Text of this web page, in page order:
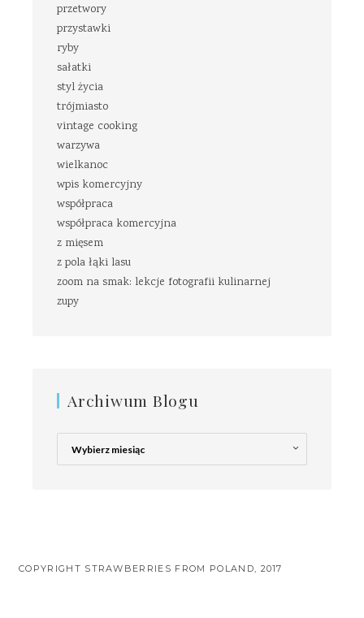
przetwory
przystawki
ryby
sałatki
styl życia
trójmiasto
vintage cooking
warzywa
wielkanoc
wpis komercyjny
współpraca
współpraca komercyjna
z mięsem
z pola łąki lasu
zoom na smak: lekcje fotografii kulinarnej
zupy
Archiwum Blogu
Archiwum
Blogu
COPYRIGHT STRAWBERRIES FROM POLAND, 2017